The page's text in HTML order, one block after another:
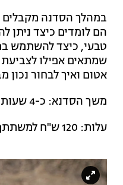
במהלך הסדנה מקבלים
הם לומדים כיצד ניתן
טבעי, כיצד להשתמש
אטום ואיך לבחור נכון
משך הסדנא: כ-4 שעות
עלות: 120 ש"ח למשתתף. פרטים והרשמה באתר טמבור.